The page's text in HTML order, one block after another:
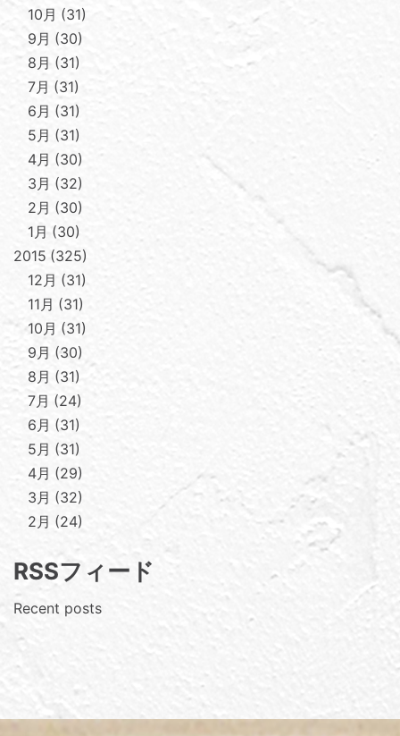
10月
31
9月
30
8月
31
7月
31
6月
31
5月
31
4月
30
3月
32
2月
30
1月
30
2015 325
12月
31
11月
31
10月
31
9月
30
8月
31
7月
24
6月
31
5月
31
4月
29
3月
32
2月
24
RSSフィード
Recent posts